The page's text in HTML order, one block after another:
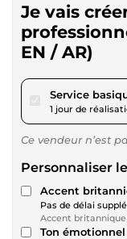
Je vais
EN / AR)
Service
1 jour de
Ce vendeur n’est
Personnaliser
Accent
Pas de délai
Accent britannique
Ton